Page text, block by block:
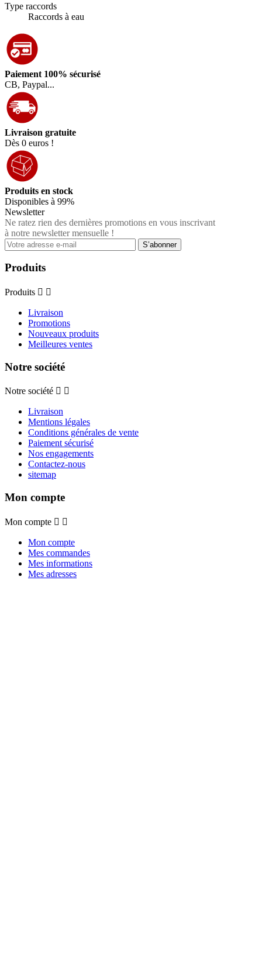
Type raccords
Raccords à eau
Paiement 100% sécurisé
CB, Paypal...
Livraison gratuite
Dès 0 euros !
Produits en stock
Disponibles à 99%
Newsletter
Ne ratez rien des dernières promotions en vous inscrivant
à notre newsletter mensuelle !
Produits
Produits  
Livraison
Promotions
Nouveaux produits
Meilleures ventes
Notre société
Notre société  
Livraison
Mentions légales
Conditions générales de vente
Paiement sécurisé
Nos engagements
Contactez-nous
sitemap
Mon compte
Mon compte  
Mon compte
Mes commandes
Mes informations
Mes adresses